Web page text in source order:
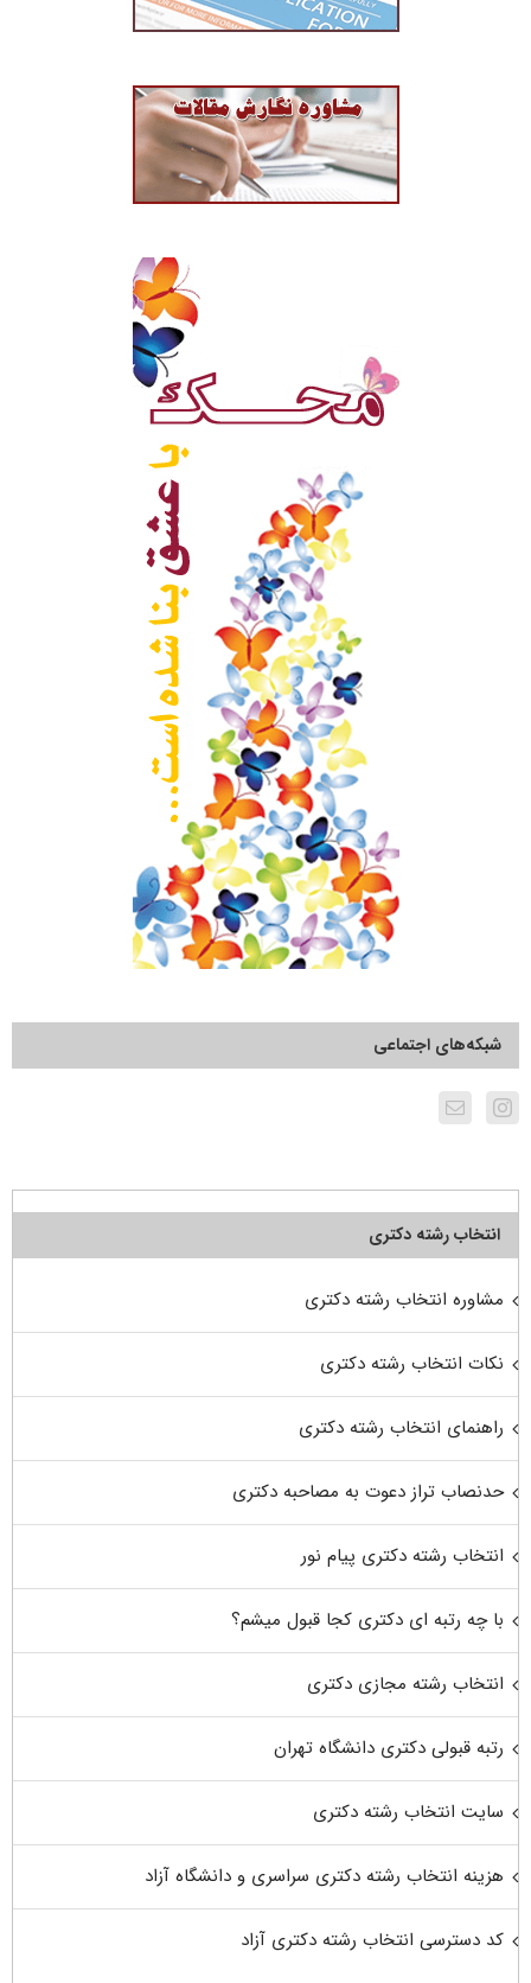
شبکه‌های اجتماعی
انتخاب رشته دکتری
مشاوره انتخاب رشته دکتری
نکات انتخاب رشته دکتری
راهنمای انتخاب رشته دکتری
حدنصاب تراز دعوت به مصاحبه دکتری
انتخاب رشته دکتری پیام نور
با چه رتبه ای دکتری کجا قبول میشم؟
انتخاب رشته مجازی دکتری
رتبه قبولی دکتری دانشگاه تهران
سایت انتخاب رشته دکتری
هزینه انتخاب رشته دکتری سراسری و دانشگاه آزاد
کد دسترسی انتخاب رشته دکتری آزاد